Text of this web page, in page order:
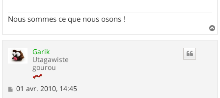
Nous sommes ce que nous osons !
a
Garik
Utagawiste
gourou
M
01 avr. 2010, 14:45